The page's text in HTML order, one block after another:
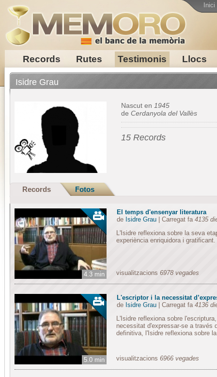
Records Rutes Testimonis Llocs
Inici
Isidre Grau
Nascut en 1945
de Cerdanyola del Vallès
15 Records
Records Fotos
4.3 min
El temps d'ensenyar literatura
de Isidre Grau| Carregat fa 4135
L'Isidre reflexiona sobre la seva
experiència enriquidora i gratificant.
visualitzacions 6978 vegades
5.0 min
L'escriptor i la necessitat
de Isidre Grau| Carregat fa 4136
L'Isidre reflexiona sobre
necessitat d'expressar-se a través
definitiva, l'Isidre reflexiona sobre
visualitzacions 6966 vegades